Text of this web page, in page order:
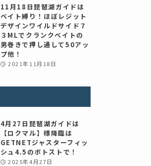
11月18日琵琶湖ガイドは
ベイト縛り！ほぼレジット
デザインワイルドサイド７
３MLでクランクベイトの
男巻きで押し通して50アッ
プ他！
2021年11月18日
4月27日琵琶湖ガイドは
【ロクマル】様降臨は
GETNETジャスターフィッ
シュ4.5のボトストで！
2025年4月27日